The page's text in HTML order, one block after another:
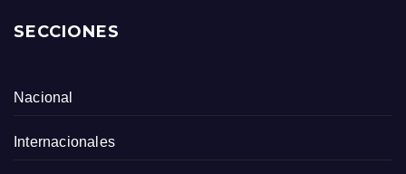
SECCIONES
Nacional
Internacionales